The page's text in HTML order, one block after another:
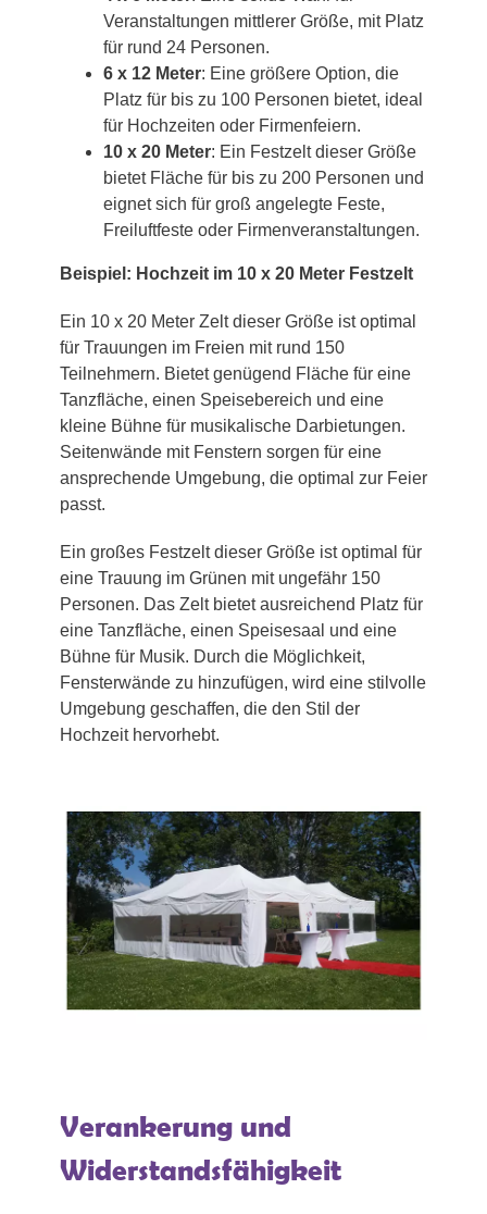
Veranstaltungen mittlerer Größe, mit Platz
für rund 24 Personen.
6 x 12 Meter: Eine größere Option, die
Platz für bis zu 100 Personen bietet, ideal
für Hochzeiten oder Firmenfeiern.
10 x 20 Meter: Ein Festzelt dieser Größe
bietet Fläche für bis zu 200 Personen und
eignet sich für groß angelegte Feste,
Freiluftfeste oder Firmenveranstaltungen.
Beispiel: Hochzeit im 10 x 20 Meter Festzelt
Ein 10 x 20 Meter Zelt dieser Größe ist optimal
für Trauungen im Freien mit rund 150
Teilnehmern. Bietet genügend Fläche für eine
Tanzfläche, einen Speisebereich und eine
kleine Bühne für musikalische Darbietungen.
Seitenwände mit Fenstern sorgen für eine
ansprechende Umgebung, die optimal zur Feier
passt.
Ein großes Festzelt dieser Größe ist optimal für
eine Trauung im Grünen mit ungefähr 150
Personen. Das Zelt bietet ausreichend Platz für
eine Tanzfläche, einen Speisesaal und eine
Bühne für Musik. Durch die Möglichkeit,
Fensterwände zu hinzufügen, wird eine stilvolle
Umgebung geschaffen, die den Stil der
Hochzeit hervorhebt.
Verankerung und
Widerstandsfähigkeit